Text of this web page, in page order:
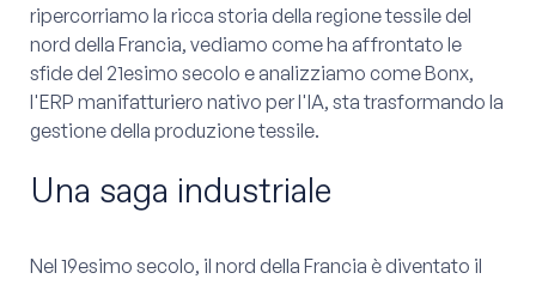
ripercorriamo la ricca storia della regione tessile del
nord della Francia, vediamo come ha affrontato le
sfide del 21esimo secolo e analizziamo come Bonx,
l'ERP manifatturiero nativo per l'IA, sta trasformando la
gestione della produzione tessile.
Una saga industriale
Nel 19esimo secolo, il nord della Francia è diventato il